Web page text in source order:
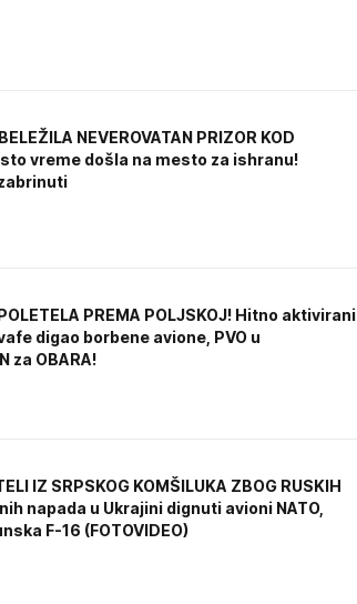
NEVEROVATAN PRIZOR KOD
vreme došla na mesto za ishranu!
PREMA POLJSKOJ! Hitno aktivirani
digao borbene avione, PVO u
za OBARA!
IZ SRPSKOG KOMŠILUKA ZBOG RUSKIH
napada u Ukrajini dignuti avioni NATO,
F-16 (FOTOVIDEO)